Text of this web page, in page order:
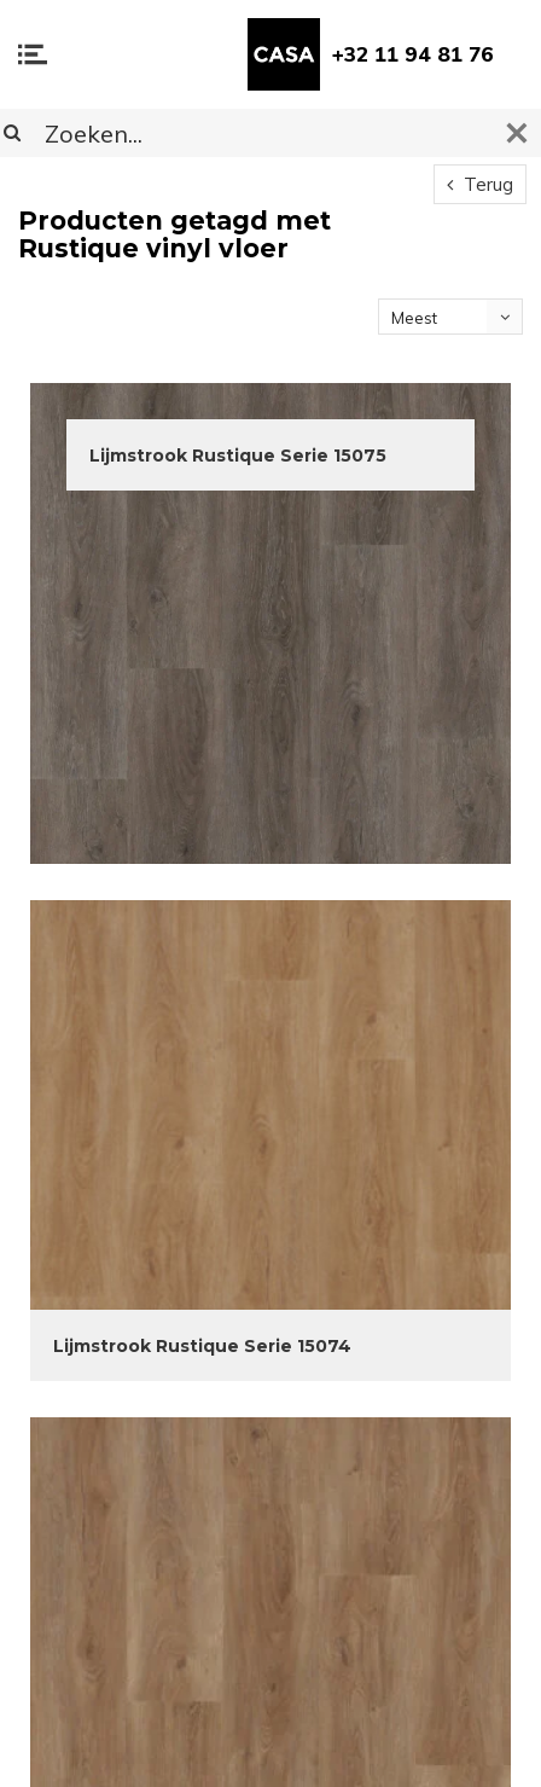
+32 11 94 81 76
Terug
Producten getagd met
Rustique vinyl vloer
Meest
Lijmstrook Rustique Serie 15075
Lijmstrook Rustique Serie 15074